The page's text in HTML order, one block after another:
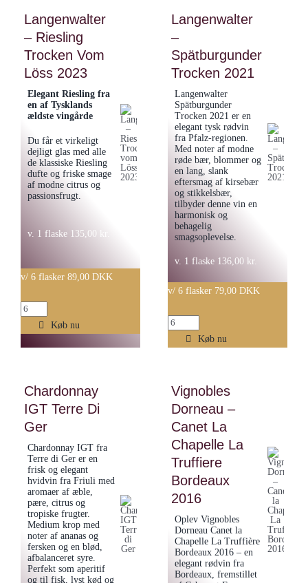
LED
70cl
antal
antal
Langenwalter
– Riesling
Trocken Vom
Löss 2023
Elegant Riesling fra
en af Tysklands
ældste vingårde
Du får et virkeligt
dejligt glas med alle
de klassiske Riesling
dufte og friske smage
af modne citrus og
passionsfrugt.
v. 1 flaske 135,00
v/ 6 flasker 89,00 DKK
Langenwalter
Löss
2023
antal
Køb nu
Langenwalter
–
Spätburgunder
Trocken 2021
Langenwalter
Spätburgunder
Trocken 2021 er en
elegant tysk rødvin
fra Pfalz-regionen.
Med noter af modne
røde bær, blommer og
en lang, slank
eftersmag af kirsebær
og stikkelsbær,
tilbyder denne vin en
harmonisk og
behagelig
smagsoplevelse.
v. 1 flaske 136,00 kr.
v/ 6 flasker 79,00 DKK
Langenwalter
2021
antal
Køb nu
Chardonnay
IGT Terre Di
Ger
Chardonnay IGT fra
Terre di Ger er en
frisk og elegant
hvidvin fra Friuli med
aromaer af æble,
pære, citrus og
tropiske frugter.
Medium krop med
noter af ananas og
fersken og en blød,
afbalanceret syre.
Perfekt som aperitif
og til fisk, lyst kød og
Vignobles
Dorneau –
Canet La
Chapelle La
Truffiere
Bordeaux
2016
Oplev Vignobles
Dorneau Canet la
Chapelle La Truffière
Bordeaux 2016 – en
elegant rødvin fra
Bordeaux, fremstillet